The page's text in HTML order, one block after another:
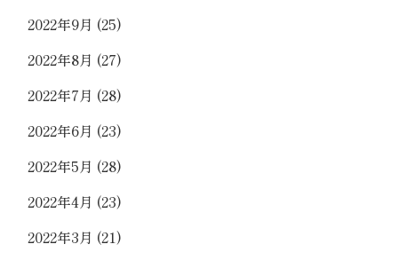
2022年9月 (25)
2022年8月 (27)
2022年7月 (28)
2022年6月 (23)
2022年5月 (28)
2022年4月 (23)
2022年3月 (21)